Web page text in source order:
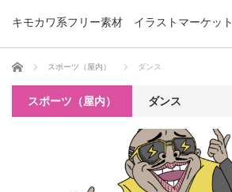
キモカワ系フリー素材 イラストマーケット
ホーム スポーツ（屋内） ダンス
スポーツ（屋内） ダンス